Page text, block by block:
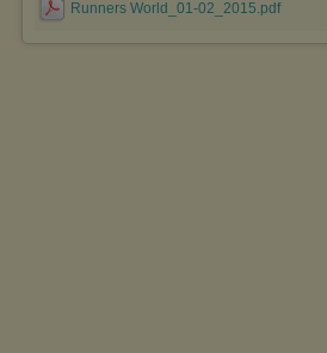
Runners World_01-02_2015.pdf